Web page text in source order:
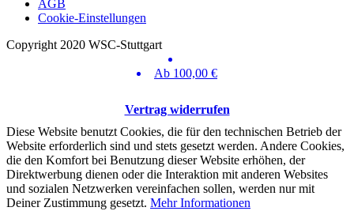
AGB
Cookie-Einstellungen
Copyright 2020 WSC-Stuttgart
Ab 100,00 €
Vertrag widerrufen
Diese Website benutzt Cookies, die für den technischen Betrieb der
Website erforderlich sind und stets gesetzt werden. Andere Cookies,
die den Komfort bei Benutzung dieser Website erhöhen, der
Direktwerbung dienen oder die Interaktion mit anderen Websites
und sozialen Netzwerken vereinfachen sollen, werden nur mit
Deiner Zustimmung gesetzt. Mehr Informationen